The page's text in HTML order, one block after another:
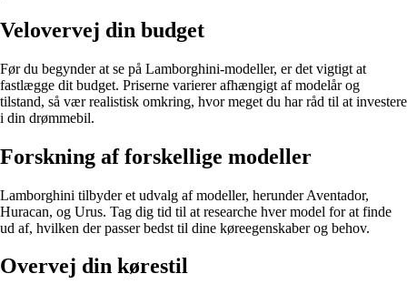
Velovervej din budget
Før du begynder at se på Lamborghini-modeller, er det vigtigt at
fastlægge dit budget. Priserne varierer afhængigt af modelår og
tilstand, så vær realistisk omkring, hvor meget du har råd til at investere
i din drømmebil.
Forskning af forskellige modeller
Lamborghini tilbyder et udvalg af modeller, herunder Aventador,
Huracan, og Urus. Tag dig tid til at researche hver model for at finde
ud af, hvilken der passer bedst til dine køreegenskaber og behov.
Overvej din kørestil